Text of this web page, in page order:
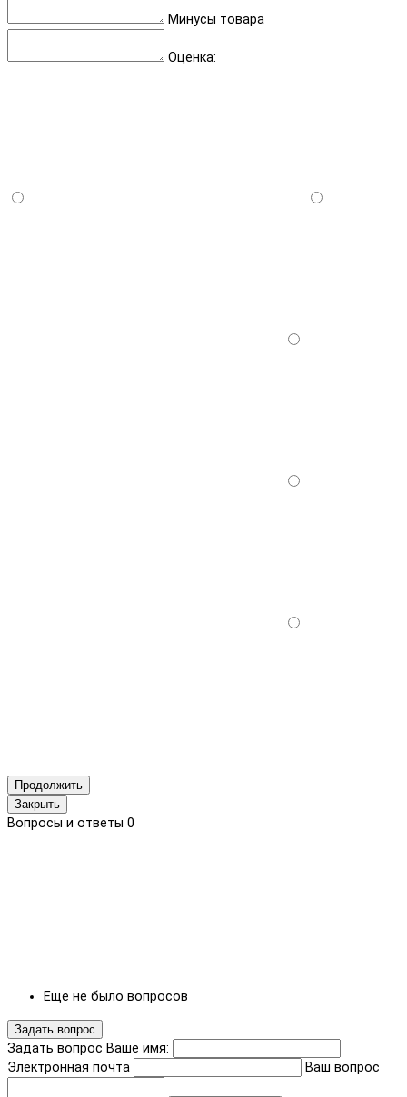
Минусы товара
Оценка:
Продолжить
Закрыть
Вопросы и ответы 0
Еще не было вопросов
Задать вопрос
Задать вопрос Ваше имя:
Электронная почта
Ваш вопрос